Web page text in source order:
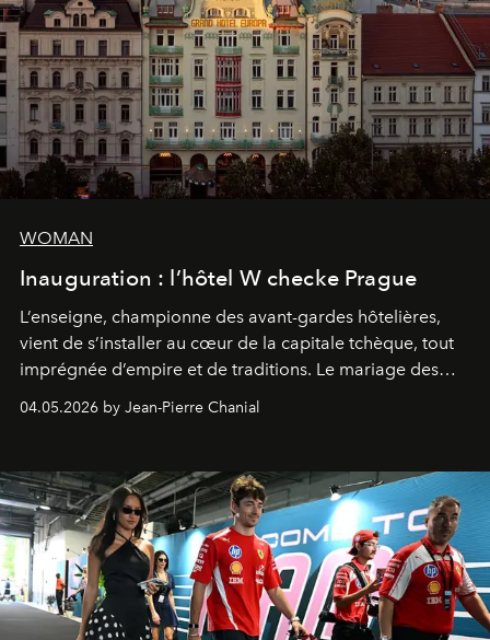
WOMAN
Inauguration : l’hôtel W checke Prague
L’enseigne, championne des avant-gardes hôtelières,
vient de s’installer au cœur de la capitale tchèque, tout
imprégnée d’empire et de traditions. Le mariage des
extrêmes fait merveille.
04.05.2026 by Jean-Pierre Chanial